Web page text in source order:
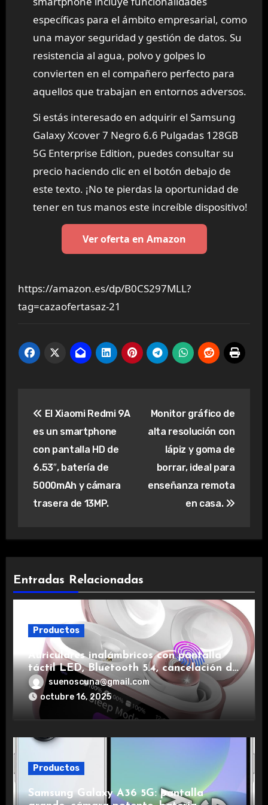
específicas para el ámbito empresarial, como
una mayor seguridad y gestión de datos. Su
resistencia al agua, polvo y golpes lo
convierten en el compañero perfecto para
aquellos que trabajan en entornos adversos.
Si estás interesado en adquirir el Samsung
Galaxy Xcover 7 Negro 6.6 Pulgadas 128GB
5G Enterprise Edition, puedes consultar su
precio haciendo clic en el botón debajo de
este texto. ¡No te pierdas la oportunidad de
tener en tus manos este increíble dispositivo!
Ver oferta en Amazon
https://amazon.es/dp/B0CS297MLL?
tag=cazaofertasaz-21
de
entradas
El Xiaomi Redmi 9A
es un smartphone
con pantalla HD de
6.53″, batería de
5000mAh y cámara
trasera de 13MP.
Monitor gráfico de
alta resolución con
lápiz y goma de
borrar, ideal para
enseñanza remota
en casa.
Entradas Relacionadas
Productos
Auriculares inalámbricos con pantalla
táctil LED, Bluetooth 5.4, cancelación de
ruido, impermeables y de larga duración.
suenoscuna@gmail.com
octubre 16, 2025
Productos
Samsung Galaxy A36 5G: pantalla